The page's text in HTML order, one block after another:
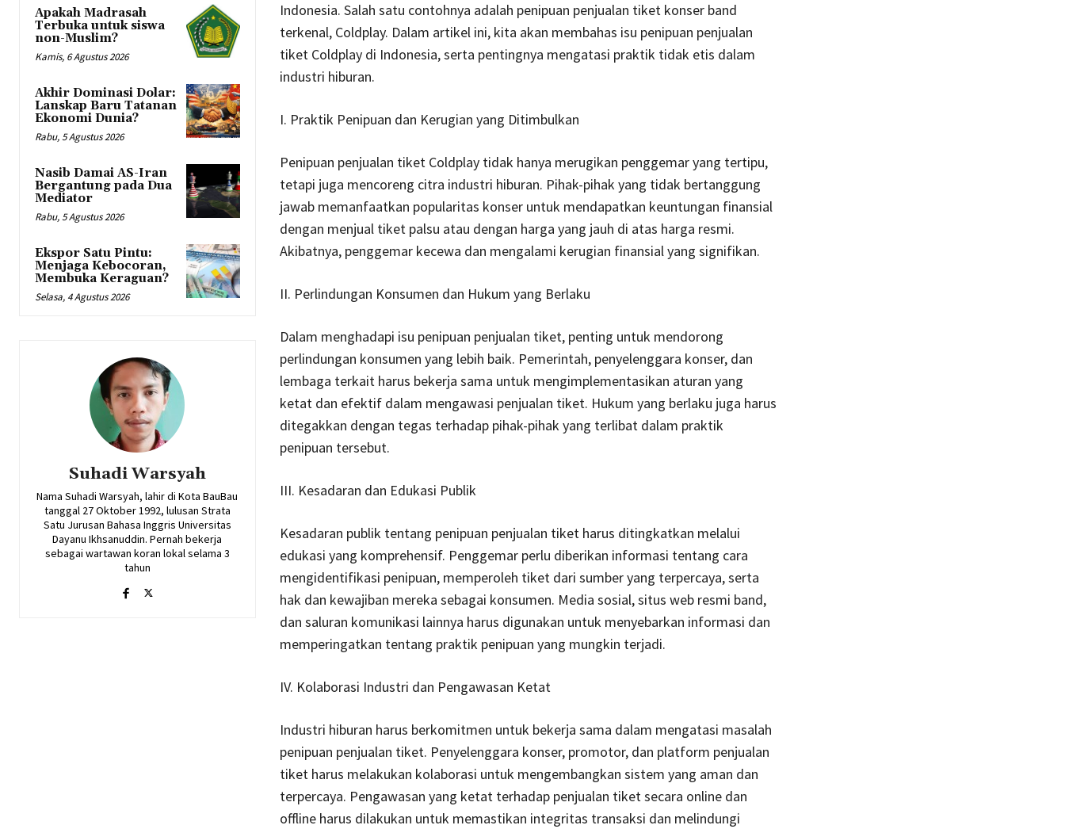
Apakah Madrasah
Terbuka untuk siswa
non-Muslim?
Kamis, 6 Agustus 2026
Akhir Dominasi Dolar:
Lanskap Baru Tatanan
Ekonomi Dunia?
Rabu, 5 Agustus 2026
Nasib Damai AS-Iran
Bergantung pada Dua
Mediator
Rabu, 5 Agustus 2026
Ekspor Satu Pintu:
Menjaga Kebocoran,
Membuka Keraguan?
Selasa, 4 Agustus 2026
Suhadi Warsyah
Nama Suhadi Warsyah, lahir di Kota BauBau
tanggal 27 Oktober 1992, lulusan Strata
Satu Jurusan Bahasa Inggris Universitas
Dayanu Ikhsanuddin. Pernah bekerja
sebagai wartawan koran lokal selama 3
tahun
Indonesia. Salah satu contohnya adalah penipuan penjualan tiket konser band
terkenal, Coldplay. Dalam artikel ini, kita akan membahas isu penipuan penjualan
tiket Coldplay di Indonesia, serta pentingnya mengatasi praktik tidak etis dalam
industri hiburan.
I. Praktik Penipuan dan Kerugian yang Ditimbulkan
Penipuan penjualan tiket Coldplay tidak hanya merugikan penggemar yang tertipu,
tetapi juga mencoreng citra industri hiburan. Pihak-pihak yang tidak bertanggung
jawab memanfaatkan popularitas konser untuk mendapatkan keuntungan finansial
dengan menjual tiket palsu atau dengan harga yang jauh di atas harga resmi.
Akibatnya, penggemar kecewa dan mengalami kerugian finansial yang signifikan.
II. Perlindungan Konsumen dan Hukum yang Berlaku
Dalam menghadapi isu penipuan penjualan tiket, penting untuk mendorong
perlindungan konsumen yang lebih baik. Pemerintah, penyelenggara konser, dan
lembaga terkait harus bekerja sama untuk mengimplementasikan aturan yang
ketat dan efektif dalam mengawasi penjualan tiket. Hukum yang berlaku juga harus
ditegakkan dengan tegas terhadap pihak-pihak yang terlibat dalam praktik
penipuan tersebut.
III. Kesadaran dan Edukasi Publik
Kesadaran publik tentang penipuan penjualan tiket harus ditingkatkan melalui
edukasi yang komprehensif. Penggemar perlu diberikan informasi tentang cara
mengidentifikasi penipuan, memperoleh tiket dari sumber yang terpercaya, serta
hak dan kewajiban mereka sebagai konsumen. Media sosial, situs web resmi band,
dan saluran komunikasi lainnya harus digunakan untuk menyebarkan informasi dan
memperingatkan tentang praktik penipuan yang mungkin terjadi.
IV. Kolaborasi Industri dan Pengawasan Ketat
Industri hiburan harus berkomitmen untuk bekerja sama dalam mengatasi masalah
penipuan penjualan tiket. Penyelenggara konser, promotor, dan platform penjualan
tiket harus melakukan kolaborasi untuk mengembangkan sistem yang aman dan
terpercaya. Pengawasan yang ketat terhadap penjualan tiket secara online dan
offline harus dilakukan untuk memastikan integritas transaksi dan melindungi